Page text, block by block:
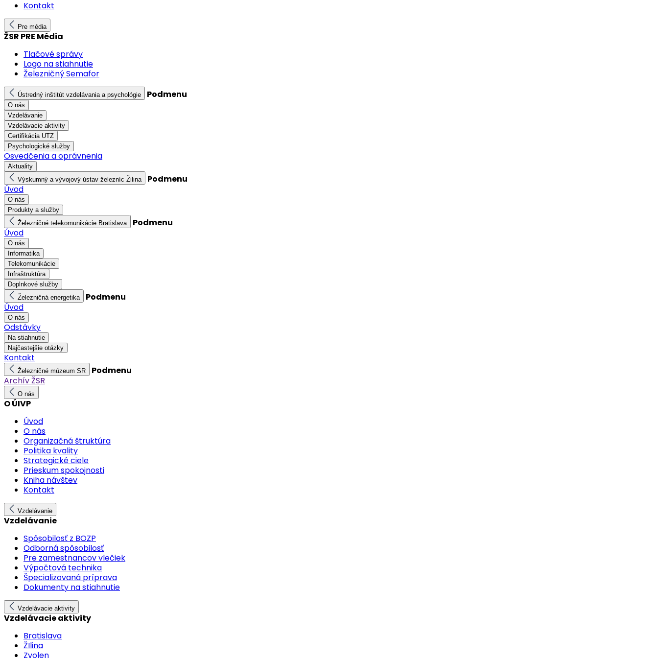
Kontakt
Pre média
ŽSR PRE Média
Tlačové správy
Logo na stiahnutie
Železničný Semafor
Ústredný inštitút vzdelávania a psychológie Podmenu
O nás
Vzdelávanie
Vzdelávacie aktivity
Certifikácia UTZ
Psychologické služby
Osvedčenia a oprávnenia
Aktuality
Výskumný a vývojový ústav železníc Žilina
Podmenu
Úvod
O nás
Produkty a služby
Železničné telekomunikácie Bratislava
Podmenu
Úvod
O nás
Informatika
Telekomunikácie
Infraštruktúra
Doplnkové služby
Železničná energetika
Podmenu
Úvod
O nás
Odstávky
Na stiahnutie
Najčastejšie otázky
Kontakt
Železničné múzeum SR
Podmenu
Archív ŽSR
O nás
O ÚIVP
Úvod
O nás
Organizačná štruktúra
Politika kvality
Strategické ciele
Prieskum spokojnosti
Kniha návštev
Kontakt
Vzdelávanie
Vzdelávanie
Spôsobilosť z BOZP
Odborná spôsobilosť
Pre zamestnancov vlečiek
Výpočtová technika
Špecializovaná príprava
Dokumenty na stiahnutie
Vzdelávacie aktivity
Vzdelávacie aktivity
Bratislava
ŽIlina
Zvolen